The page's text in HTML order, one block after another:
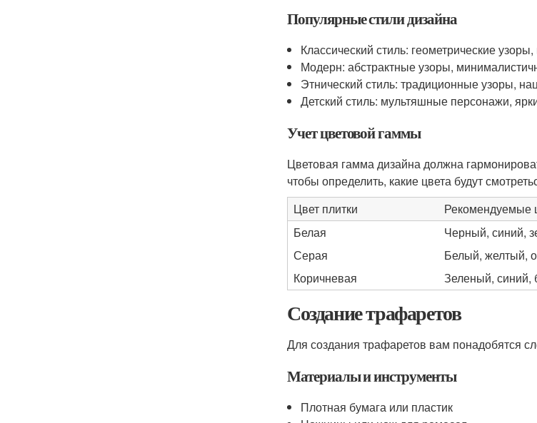
Популярные стили дизайна
Классический стиль: геометрические
Модерн: абстрактные узоры,
Этнический стиль: традиционные узоры,
Детский стиль: мультяшные персонажи,
Учет цветовой гаммы
Цветовая гамма дизайна должна
чтобы определить, какие цвета будут
Цвет плитки
Рекомендуемые
Белая
Черный, синий,
Серая
Белый, желтый,
Коричневая
Зеленый, синий,
Создание трафаретов
Для создания трафаретов вам понадобятся
Материалы и инструменты
Плотная бумага или пластик